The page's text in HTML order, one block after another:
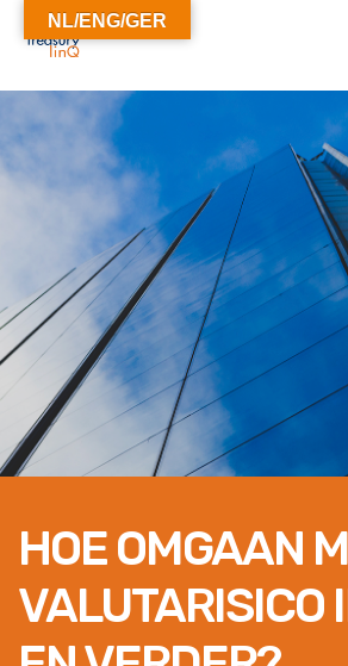
HOE OMGAAN
VALUTARISICO
NL/ENG/GER